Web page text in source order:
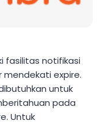
fasilitas notifikasi
expire.
untuk
pada
Untuk